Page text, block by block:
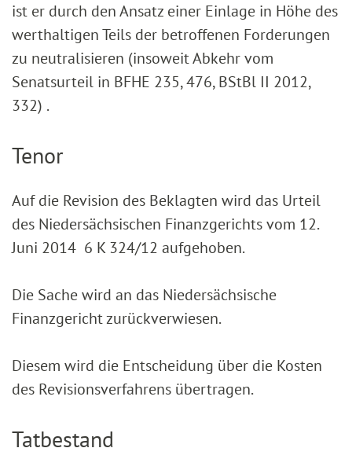
ist er durch den Ansatz einer Einlage in Höhe des
werthaltigen Teils der betroffenen Forderungen
zu neutralisieren (insoweit Abkehr vom
Senatsurteil in BFHE 235, 476, BStBl II 2012,
332) .
Tenor
Auf die Revision des Beklagten wird das Urteil
des Niedersächsischen Finanzgerichts vom 12.
Juni 2014 6 K 324/12 aufgehoben.
Die Sache wird an das Niedersächsische
Finanzgericht zurückverwiesen.
Diesem wird die Entscheidung über die Kosten
des Revisionsverfahrens übertragen.
Tatbestand